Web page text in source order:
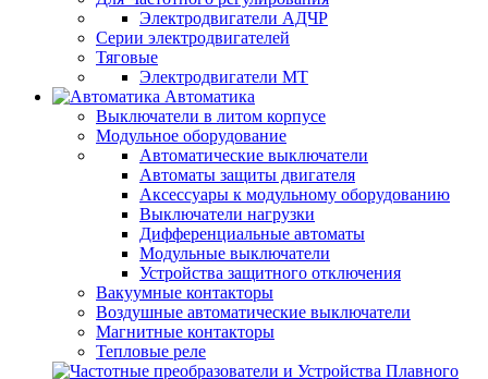
Электродвигатели АДЧР
Серии электродвигателей
Тяговые
Электродвигатели МТ
Автоматика
Выключатели в литом корпусе
Модульное оборудование
Автоматические выключатели
Автоматы защиты двигателя
Аксессуары к модульному оборудованию
Выключатели нагрузки
Дифференциальные автоматы
Модульные выключатели
Устройства защитного отключения
Вакуумные контакторы
Воздушные автоматические выключатели
Магнитные контакторы
Тепловые реле